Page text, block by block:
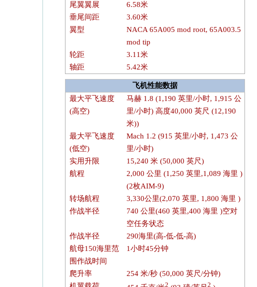
尾翼翼展
6.58米
垂尾间距
3.60米
翼型
NACA 65A005 mod root, 65A003.5
mod tip
轮距
3.11米
轴距
5.42米
飞机性能数据
最大平飞速度
(高空)
马赫 1.8 (1,190 英里/小时, 1,915 公
里/小时) 高度40,000 英尺 (12,190
米))
最大平飞速度
(低空)
Mach 1.2 (915 英里/小时, 1,473 公
里/小时)
实用升限
15,240 米 (50,000 英尺)
航程
2,000 公里 (1,250 英里,1,089 海里 )
(2枚AIM-9)
转场航程
3,330公里(2,070 英里, 1,800 海里 )
作战半径
740 公里(460 英里,400 海里 )空对
空任务状态
作战半径
290海里(高-低-低-高)
航母150海里范
围作战时间
1小时45分钟
爬升率
254 米/秒 (50,000 英尺/分钟)
2 2